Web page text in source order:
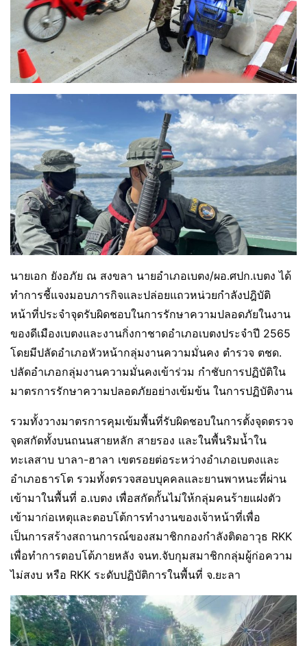
นายเอก ยังอภัย ณ สงขลา นายอำเภอเบตง/ผอ.ศปก.เบตง ได้
ทำการชี้แจงมอบภารกิจและปล่อยแถวหน่วยกำลังปฎิบัติ
หน้าที่ประจำจุดรับผิดชอบในการรักษาความปลอดภัยในงาน
ของดีเมืองเบตงและงานกิ่งกาชาดอำเภอเบตงประจำปี 2565
โดยมีปลัดอำเภอหัวหน้ากลุ่มงานความมั่นคง ตำรวจ ตชด.
ปลัดอำเภอกลุ่มงานความมั่นคงเข้าร่วม กำชับการปฏิบัติใน
มาตรการรักษาความปลอดภัยอย่างเข้มข้น ในการปฏิบัติงาน
รวมทั้งวางมาตรการคุมเข้มพื้นที่รับผิดชอบในการตั้งจุดตรวจ
จุดสกัดทั้งบนถนนสายหลัก สายรอง และในพื้นริมน้ำใน
ทะเลสาบ บาลา-ฮาลา เขตรอยต่อระหว่างอำเภอเบตงและ
อำเภอธารโต รวมทั้งตรวจสอบบุคคลและยานพาหนะที่ผ่าน
เข้ามาในพื้นที่ อ.เบตง เพื่อสกัดกั้นไม่ให้กลุ่มคนร้ายแฝงตัว
เข้ามาก่อเหตุและตอบโต้การทำงานของเจ้าหน้าที่เพื่อ
เป็นการสร้างสถานการณ์ของสมาชิกกองกำลังติดอาวุธ RKK
เพื่อทำการตอบโต้ภายหลัง จนท.จับกุมสมาชิกกลุ่มผู้ก่อความ
ไม่สงบ หรือ RKK ระดับปฏิบัติการในพื้นที่ จ.ยะลา